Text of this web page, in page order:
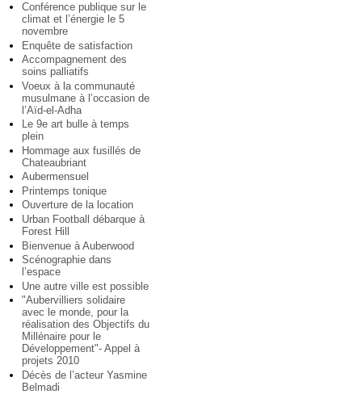
Conférence publique sur le
climat et l’énergie le 5
novembre
Enquête de satisfaction
Accompagnement des
soins palliatifs
Voeux à la communauté
musulmane à l’occasion de
l’Aïd-el-Adha
Le 9e art bulle à temps
plein
Hommage aux fusillés de
Chateaubriant
Aubermensuel
Printemps tonique
Ouverture de la location
Urban Football débarque à
Forest Hill
Bienvenue à Auberwood
Scénographie dans
l’espace
Une autre ville est possible
"Aubervilliers solidaire
avec le monde, pour la
réalisation des Objectifs du
Millénaire pour le
Développement"- Appel à
projets 2010
Décès de l’acteur Yasmine
Belmadi